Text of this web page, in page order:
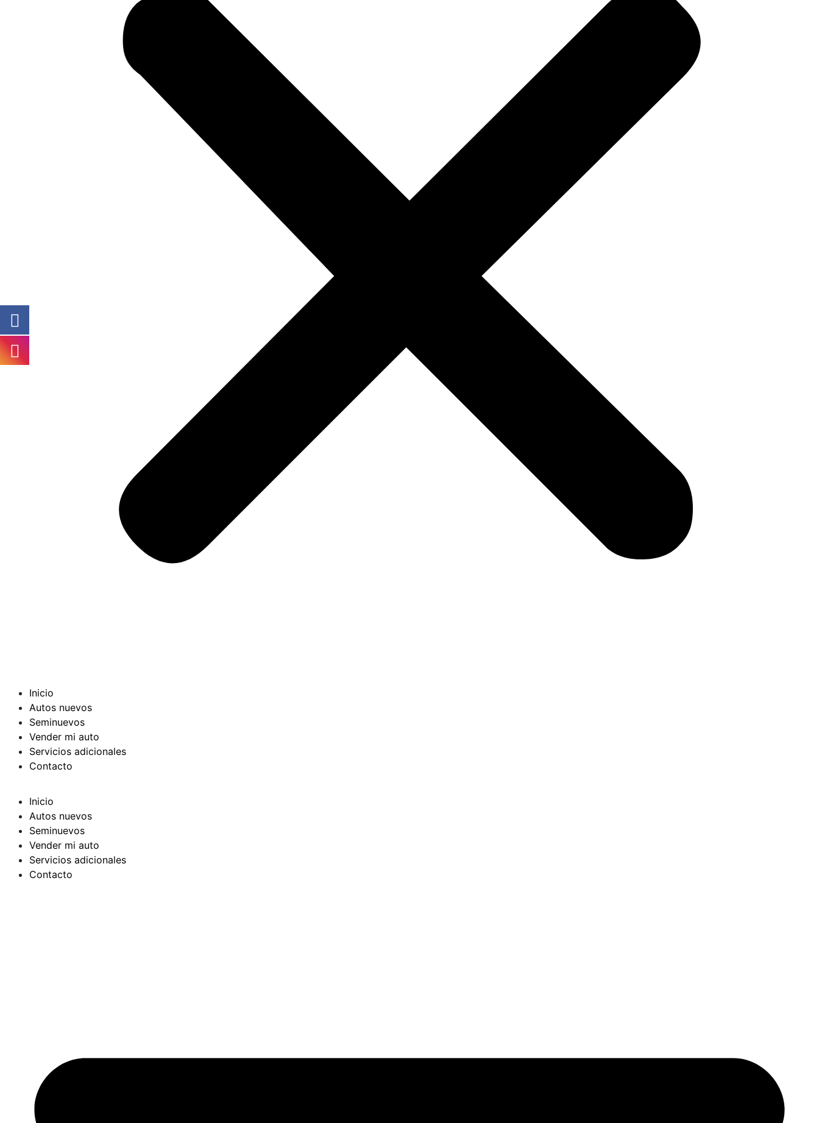
Inicio
Autos nuevos
Seminuevos
Vender mi auto
Servicios adicionales
Contacto
Inicio
Autos nuevos
Seminuevos
Vender mi auto
Servicios adicionales
Contacto